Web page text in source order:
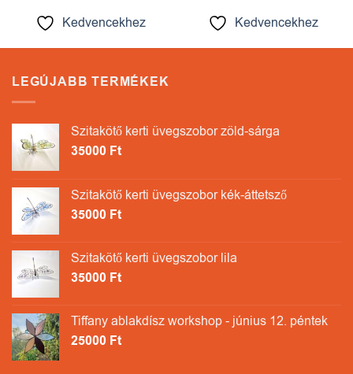
Kedvencekhez Kedvencekhez
LEGÚJABB TERMÉKEK
Szitakötő kerti üvegszobor zöld-sárga
35000 Ft
Szitakötő kerti üvegszobor kék-áttetsző
35000 Ft
Szitakötő kerti üvegszobor lila
35000 Ft
Tiffany ablakdísz workshop - június 12. péntek
25000 Ft